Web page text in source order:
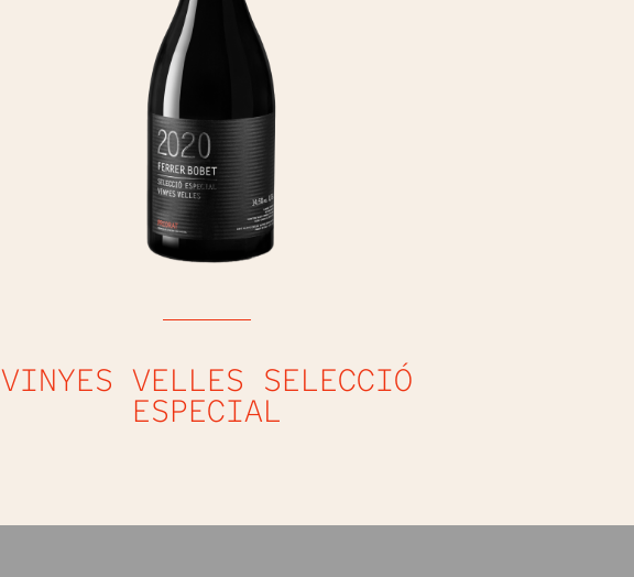
VINYES VELLES SELECCIÓ
ESPECIAL